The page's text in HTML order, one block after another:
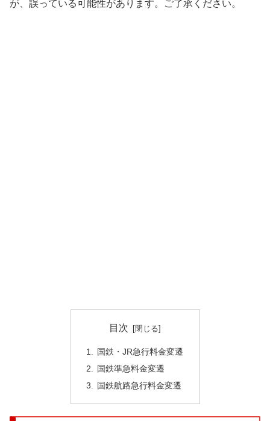
が、誤っている可能性があります。ご了承ください。
目次
国鉄・JR急行料金変遷
国鉄準急料金変遷
国鉄航路急行料金変遷